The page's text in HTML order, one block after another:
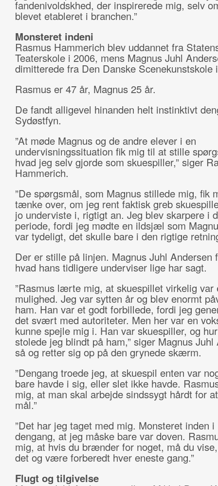
fandenivoldskhed, der inspirerede mig, selv
blevet etableret i branchen.”
Monsteret indeni
Rasmus Hammerich blev uddannet fra
Teaterskole i 2006, mens Magnus Juhl
dimitterede fra Den Danske Scenekunstskole
Rasmus er 47 år, Magnus 25 år.
De fandt alligevel hinanden helt instinktivt
Sydøstfyn.
”At møde Magnus og de andre elever i en
undervisningssituation fik mig til at stille
hvad jeg selv gjorde som skuespiller,” siger
Hammerich.
”De spørgsmål, som Magnus stillede mig, fik
tænke over, om jeg rent faktisk greb
jo underviste i, rigtigt an. Jeg blev skarpere i
periode, fordi jeg mødte en ildsjæl som
var tydeligt, det skulle bare i den rigtige
Der er stille på linjen. Magnus Juhl Andersen
hvad hans tidligere underviser lige har sagt.
”Rasmus lærte mig, at skuespillet virkelig var
mulighed. Jeg var sytten år og blev enormt
ham. Han var et godt forbillede, fordi jeg
det svært med autoriteter. Men her var en
kunne spejle mig i. Han var skuespiller, og
stolede jeg blindt på ham,” siger Magnus Juhl
så og retter sig op på den grynede skærm.
”Dengang troede jeg, at skuespil enten var
bare havde i sig, eller slet ikke havde.
mig, at man skal arbejde sindssygt hårdt for
mål.”
”Det har jeg taget med mig. Monsteret inden
dengang, at jeg måske bare var doven.
mig, at hvis du brænder for noget, må du
det og være forberedt hver eneste gang.”
Flugt og tilgivelse